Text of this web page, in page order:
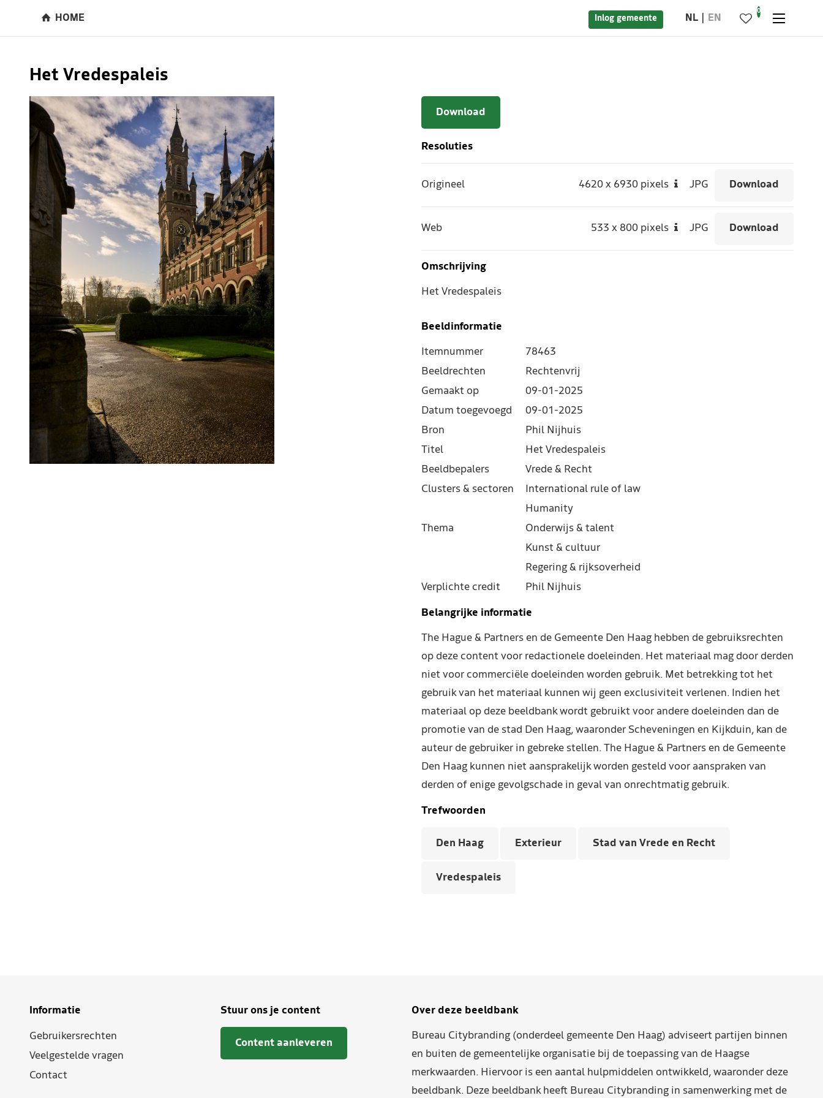
HOME Inlog gemeente NL EN
0
Het Vredespaleis
Download
Resoluties
Origineel 4620x 6930 pixels JPG Download
Web 533x 800 pixels JPG Download
Omschrijving
Het Vredespaleis
Beeldinformatie
Itemnummer
78463
Beeldrechten
Rechtenvrij
Gemaakt op
09-01-2025
Datum toegevoegd
09-01-2025
Bron
Phil Nijhuis
Titel
Het Vredespaleis
Beeldbepalers
Vrede & Recht
Clusters & sectoren
International rule of law
Humanity
Thema
Onderwijs & talent
Kunst & cultuur
Regering & rijksoverheid
Verplichte credit
Phil Nijhuis
Belangrijke informatie
The Hague & Partners en de Gemeente Den Haag hebben de gebruiksrechten
op deze content voor redactionele doeleinden. Het materiaal mag door derden
niet voor commerciële doeleinden worden gebruik. Met betrekking tot het
gebruik van het materiaal kunnen wij geen exclusiviteit verlenen. Indien het
materiaal op deze beeldbank wordt gebruikt voor andere doeleinden dan de
promotie van de stad Den Haag, waaronder Scheveningen en Kijkduin, kan de
auteur de gebruiker in gebreke stellen. The Hague & Partners en de Gemeente
Den Haag kunnen niet aansprakelijk worden gesteld voor aanspraken van
derden of enige gevolgschade in geval van onrechtmatig gebruik.
Trefwoorden
Den Haag Exterieur Stad van Vrede en Recht
Vredespaleis
Informatie
Gebruikersrechten
Veelgestelde vragen
Contact
Stuur ons je content
Content aanleveren
Over deze beeldbank
Bureau Citybranding (onderdeel gemeente Den Haag) adviseert partijen binnen
en buiten de gemeentelijke organisatie bij de toepassing van de Haagse
merkwaarden. Hiervoor is een aantal hulpmiddelen ontwikkeld, waaronder deze
beeldbank. Deze beeldbank heeft Bureau Citybranding in samenwerking met de